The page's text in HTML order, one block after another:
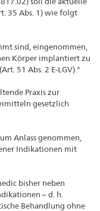
35 Abs. 1) wie folgt
sind, eingenommen,
Körper implantiert zu
51 Abs. 2 E-LGV)."
Praxis zur
gesetzlich
Anlass genommen,
Indikationen mit
bisher neben
– d. h.
Behandlung ohne